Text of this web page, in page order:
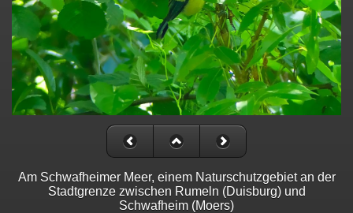
Am Schwafheimer Meer, einem Naturschutzgebiet an der
Stadtgrenze zwischen Rumeln (Duisburg) und
Schwafheim (Moers)